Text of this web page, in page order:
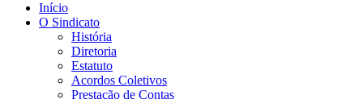
Início
O Sindicato
História
Diretoria
Estatuto
Acordos Coletivos
Prestação de Contas